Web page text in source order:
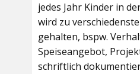
jedes Jahr Kinder in
wird zu
gehalten, bspw.
Speiseangebot,
schriftlich